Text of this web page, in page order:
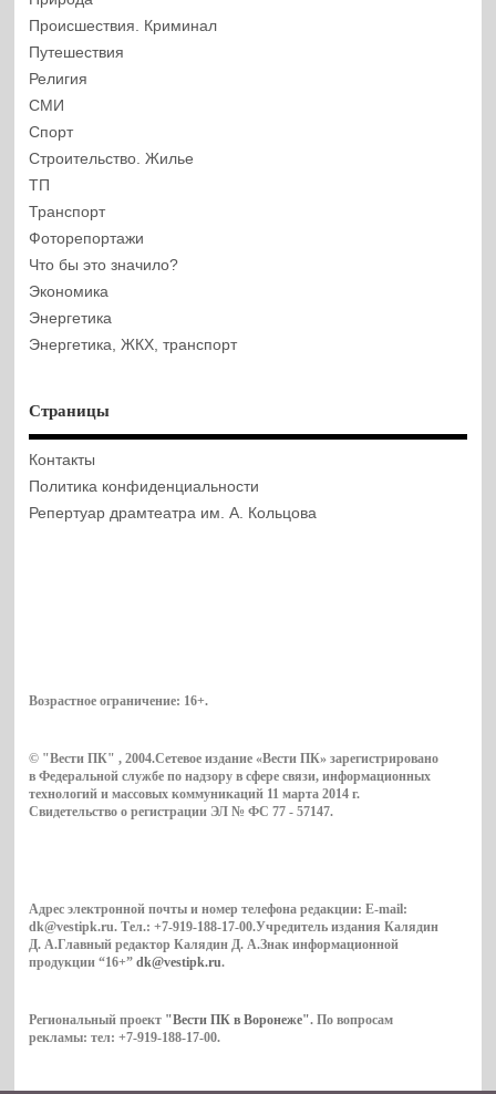
Происшествия. Криминал
Путешествия
Религия
СМИ
Спорт
Строительство. Жилье
ТП
Транспорт
Фоторепортажи
Что бы это значило?
Экономика
Энергетика
Энергетика, ЖКХ, транспорт
Страницы
Контакты
Политика конфиденциальности
Репертуар драмтеатра им. А. Кольцова
Возрастное ограничение: 16+.
© "Вести ПК" , 2004.Сетевое издание «Вести ПК» зарегистрировано
в Федеральной службе по надзору в сфере связи, информационных
технологий и массовых коммуникаций 11 марта 2014 г.
Свидетельство о регистрации ЭЛ № ФС 77 - 57147.
Адрес электронной почты и номер телефона редакции: E-mail:
dk@vestipk.ru. Тел.: +7-919-188-17-00.Учредитель издания Калядин
Д. А.Главный редактор Калядин Д. А.Знак информационной
продукции “16+”dk@vestipk.ru.
Региональный проект "Вести ПК в Воронеже". По вопросам
рекламы: тел: +7-919-188-17-00.